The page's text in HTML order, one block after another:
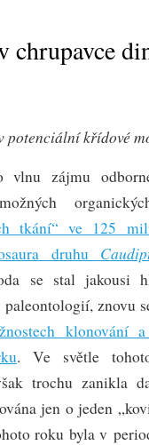
chrupavce
potenciální křídové
zájmu
tkání“ ve 125
druhu
se stal jakousi
znovu
klonování
. Ve světle
trochu zanikla
jen o jeden
roku byla v